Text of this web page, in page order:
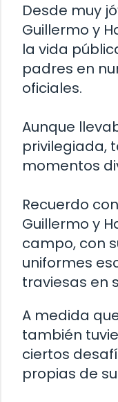
Desde muy
Guillermo y
la vida
padres en
oficiales.
Aunque
privilegiada,
momentos
Recuerdo
Guillermo y
campo, con
uniformes
traviesas en
A medida
también
ciertos
propias de